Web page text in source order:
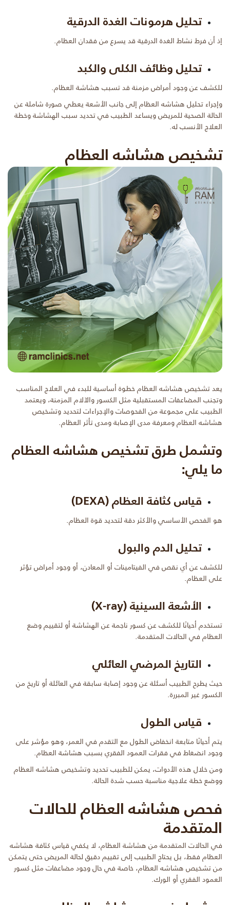
تحليل هرمونات الغدة الدرقية
إذ أن فرط نشاط الغدة الدرقية قد يسرع من فقدان العظام.
تحليل وظائف الكلى والكبد
للكشف عن وجود أمراض مزمنة قد تسبب هشاشة العظام.
وإجراء تحليل هشاشه العظام إلى جانب الأشعة يعطي صورة شاملة عن
الحالة الصحية للمريض ويساعد الطبيب في تحديد سبب الهشاشة وخطة
العلاج الأنسب له.
تشخيص هشاشه العظام
يعد تشخيص هشاشه العظام خطوة أساسية للبدء في العلاج المناسب
وتجنب المضاعفات المستقبلية مثل الكسور والآلام المزمنة، ويعتمد
الطبيب على مجموعة من الفحوصات والإجراءات لتحديد وتشخيص
هشاشه العظام ومعرفة مدى الإصابة ومدى تأثر العظام.
وتشمل طرق تشخيص هشاشه العظام
ما يلي:
قياس كثافة العظام (DEXA)
هو الفحص الأساسي والأكثر دقة لتحديد قوة العظام.
تحليل الدم والبول
للكشف عن أي نقص في الفيتامينات أو المعادن، أو وجود أمراض تؤثر
على العظام.
الأشعة السينية (X-ray)
تستخدم أحيانًا للكشف عن كسور ناجمة عن الهشاشة أو لتقييم وضع
العظام في الحالات المتقدمة.
التاريخ المرضي العائلي
حيث يطرح الطبيب أسئلة عن وجود إصابة سابقة في العائلة أو تاريخ من
الكسور غير المبررة.
قياس الطول
يتم أحيانًا متابعة انخفاض الطول مع التقدم في العمر، وهو مؤشر على
وجود انضغاط في فقرات العمود الفقري بسبب هشاشة العظام.
ومن خلال هذه الأدوات، يمكن للطبيب تحديد وتشخيص هشاشه العظام
ووضع خطة علاجية مناسبة حسب شدة الحالة.
فحص هشاشه العظام للحالات
المتقدمة
في الحالات المتقدمة من هشاشة العظام، لا يكفي قياس كثافة هشاشه
العظام فقط، بل يحتاج الطبيب إلى تقييم دقيق لحالة المريض حتى يتمكن
من تشخيص هشاشه العظام، خاصة في حال وجود مضاعفات مثل كسور
العمود الفقري أو الورك.